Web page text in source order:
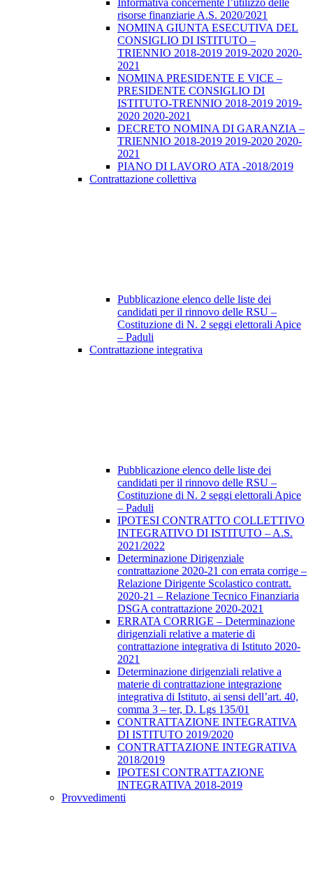
Informativa concernente l’utilizzo delle
risorse finanziarie A.S. 2020/2021
NOMINA GIUNTA ESECUTIVA DEL
CONSIGLIO DI ISTITUTO –
TRIENNIO 2018-2019 2019-2020 2020-
2021
NOMINA PRESIDENTE E VICE –
PRESIDENTE CONSIGLIO DI
ISTITUTO-TRENNIO 2018-2019 2019-
2020 2020-2021
DECRETO NOMINA DI GARANZIA –
TRIENNIO 2018-2019 2019-2020 2020-
2021
PIANO DI LAVORO ATA -2018/2019
Contrattazione collettiva
Pubblicazione elenco delle liste dei
candidati per il rinnovo delle RSU –
Costituzione di N. 2 seggi elettorali Apice
– Paduli
Contrattazione integrativa
Pubblicazione elenco delle liste dei
candidati per il rinnovo delle RSU –
Costituzione di N. 2 seggi elettorali Apice
– Paduli
IPOTESI CONTRATTO COLLETTIVO
INTEGRATIVO DI ISTITUTO – A.S.
2021/2022
Determinazione Dirigenziale
contrattazione 2020-21 con errata corrige –
Relazione Dirigente Scolastico contratt.
2020-21 – Relazione Tecnico Finanziaria
DSGA contrattazione 2020-2021
ERRATA CORRIGE – Determinazione
dirigenziali relative a materie di
contrattazione integrativa di Istituto 2020-
2021
Determinazione dirigenziali relative a
materie di contrattazione integrazione
integrativa di Istituto, ai sensi dell’art. 40,
comma 3 – ter, D. Lgs 135/01
CONTRATTAZIONE INTEGRATIVA
DI ISTITUTO 2019/2020
CONTRATTAZIONE INTEGRATIVA
2018/2019
IPOTESI CONTRATTAZIONE
INTEGRATIVA 2018-2019
Provvedimenti